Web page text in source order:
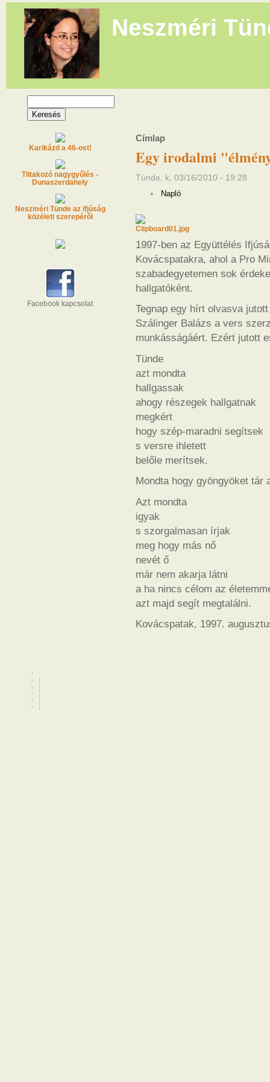
Neszméri
Címlap
Egy irodalmi
Tünde, k, 03/16/2010 - 19:28
Napló
1997-ben az Együttélés
Kovácspatakra, ahol a Pro
szabadegyetemen sok
hallgatóként.
Tegnap egy hírt olvasva
Szálinger Balázs a vers
munkásságáért. Ezért jutott
Tünde
azt mondta
hallgassak
ahogy részegek hallgatnak
megkért
hogy szép-maradni segítsek
s versre ihletett
belőle merítsek.
Mondta hogy gyöngyöket tár
Azt mondta
igyak
s szorgalmasan írjak
meg hogy más nő
nevét ő
már nem akarja látni
a ha nincs célom az
azt majd segít megtalálni.
Kovácspatak, 1997.
Karikázd a 46-ost!
Tiltakozó nagygyűlés -
Dunaszerdahely
Neszméri Tünde az ifjúság
közéleti szerepéről
Facebook kapcsolat